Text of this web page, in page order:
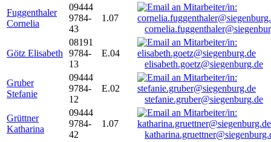
Fuggenthaler
Cornelia
09444
9784-
43
1.07
Götz Elisabeth
08191
9784-
13
E.04
elisabeth.goetz@siegenburg.de
Gruber
Stefanie
09444
9784-
12
E.02
stefanie.gruber@siegenburg.de
Grüttner
Katharina
09444
9784-
42
1.07